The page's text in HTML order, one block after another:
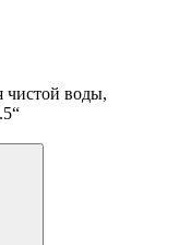
чистой воды,